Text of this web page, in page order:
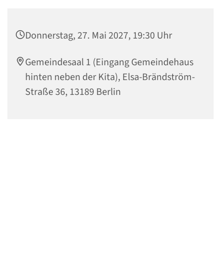
Donnerstag, 27. Mai 2027, 19:30 Uhr
Gemeindesaal 1 (Eingang Gemeindehaus
hinten neben der Kita), Elsa-Brändström-
Straße 36, 13189 Berlin